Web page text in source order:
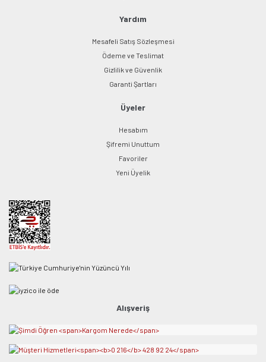
Yardım
Mesafeli Satış Sözleşmesi
Ödeme ve Teslimat
Gizlilik ve Güvenlik
Garanti Şartları
Üyeler
Hesabım
Şifremi Unuttum
Favoriler
Yeni Üyelik
Alışveriş